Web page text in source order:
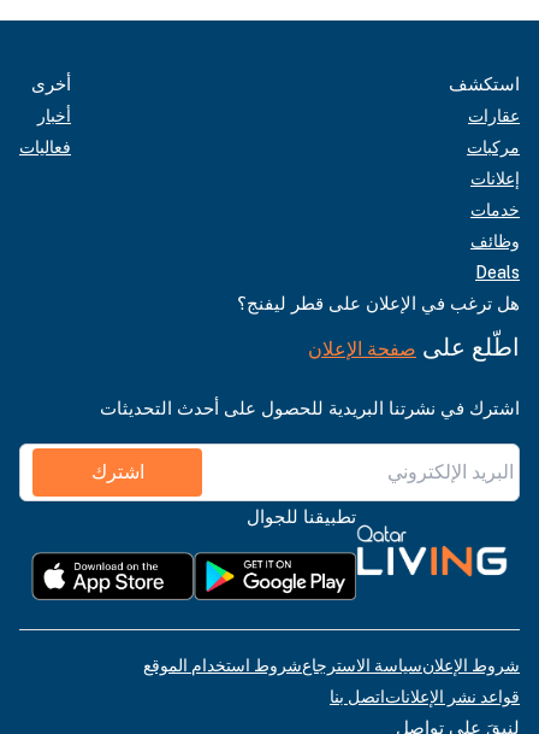
استكشف
عقارات
مركبات
إعلانات
خدمات
وظائف
Deals
أخرى
أخبار
فعاليات
هل ترغب في الإعلان على قطر ليفنج؟
اطّلع على صفحة الإعلان
اشترك في نشرتنا البريدية للحصول على أحدث التحديثات
اشترك
تطبيقنا للجوال
شروط الإعلانسياسة الاسترجاعشروط استخدام الموقع
قواعد نشر الإعلاناتاتصل بنا
لنبقَ على تواصل